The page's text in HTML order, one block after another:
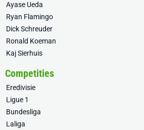
Ayase Ueda
Ryan Flamingo
Dick Schreuder
Ronald Koeman
Kaj Sierhuis
Competities
Eredivisie
Ligue 1
Bundesliga
Laliga